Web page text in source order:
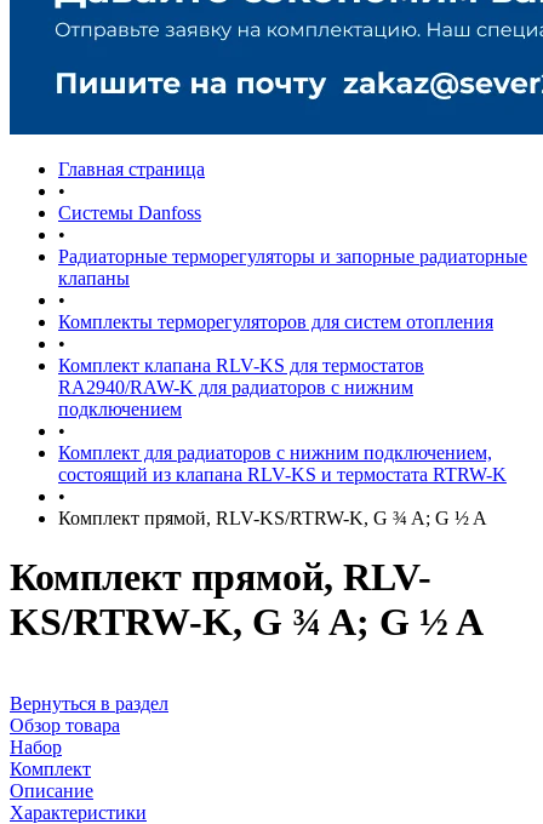
Главная страница
•
Системы Danfoss
•
Радиаторные терморегуляторы и запорные радиаторные
клапаны
•
Комплекты терморегуляторов для систем отопления
•
Комплект клапана RLV-KS для термостатов
RA2940/RAW-K для радиаторов с нижним
подключением
•
Комплект для радиаторов с нижним подключением,
состоящий из клапана RLV-KS и термостата RTRW-K
•
Комплект прямой, RLV-KS/RTRW-K, G ¾ A; G ½ A
Комплект прямой, RLV-
KS/RTRW-K, G ¾ A; G ½ A
Вернуться в раздел
Обзор товара
Набор
Комплект
Описание
Характеристики